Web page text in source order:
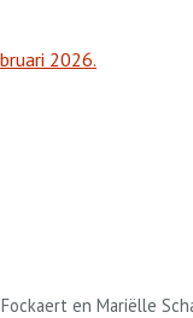
2026.
en Mariëlle